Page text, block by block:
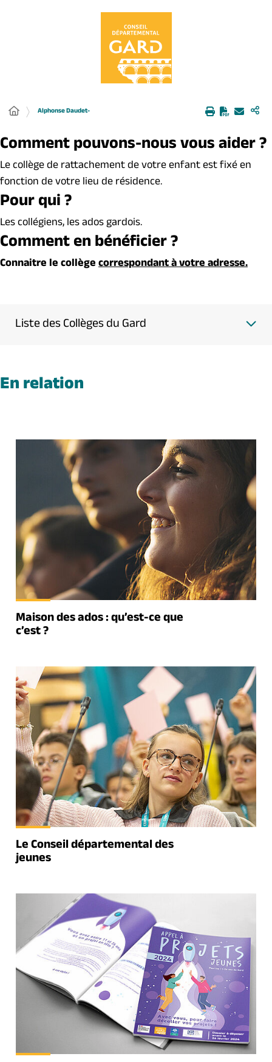
Alphonse Daudet-
Comment pouvons-nous vous aider ?
Le collège de rattachement de votre enfant est fixé en
fonction de votre lieu de résidence.
Pour qui ?
Les collégiens, les ados gardois.
Comment en bénéficier ?
Connaitre le collègecorrespondant à votre adresse.
Liste des Collèges du Gard
En relation
Maison des ados : qu’est-ce que
c’est ?
Le Conseil départemental des
jeunes